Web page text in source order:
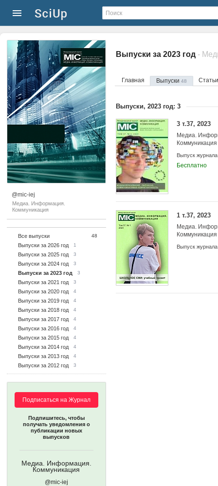
@mic-iej
Медиа. Информация.
Коммуникация
Все выпуски 48
Выпуски за 2026 год 1
Выпуски за 2025 год 3
Выпуски за 2024 год 3
Выпуски за 2023 год 3
Выпуски за 2021 год 3
Выпуски за 2020 год 4
Выпуски за 2019 год 4
Выпуски за 2018 год 4
Выпуски за 2017 год 4
Выпуски за 2016 год 4
Выпуски за 2015 год 4
Выпуски за 2014 год 4
Выпуски за 2013 год 4
Выпуски за 2012 год 3
Подписаться на Журнал
Подпишитесь, чтобы
получать уведомления о
публикации новых
выпусков
Медиа. Информация.
Коммуникация
@mic-iej
Выпуски за 2023 год -
Главная Выпуски 48
Выпуски, 2023 год: 3
3 т.37, 2023
Медиа.
Коммуникация
Выпуск журнала
Бесплатно
1 т.37, 2023
Медиа.
Коммуникация
Выпуск журнала